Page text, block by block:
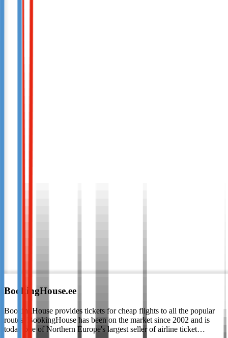
BookingHouse.ee
BookingHouse provides tickets for cheap flights to all the popular
routes. BookingHouse has been on the market since 2002 and is
today one of Northern Europe's largest seller of airline ticket…